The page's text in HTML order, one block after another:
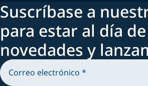
Suscríbase a
para estar al día de
novedades y